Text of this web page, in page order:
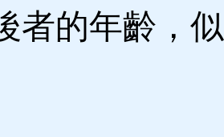
者的年齡，